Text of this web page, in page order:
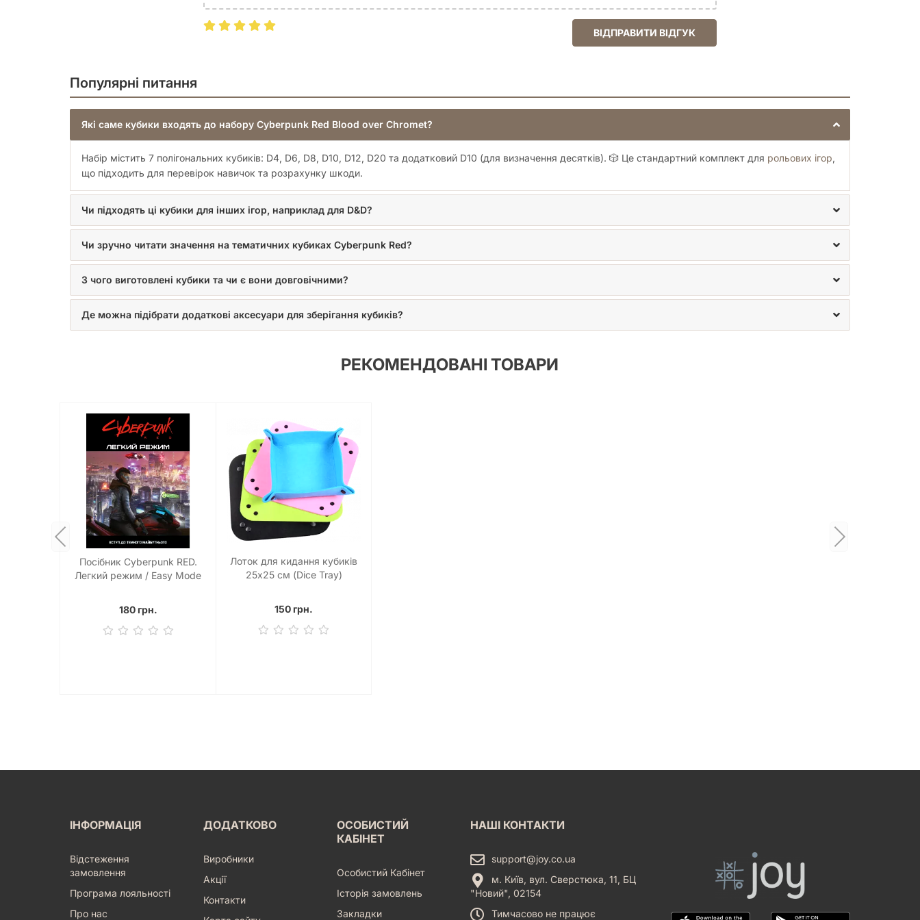
ВІДПРАВИТИ ВІДГУК
Популярні питання
Які саме кубики входять до набору Cyberpunk Red Blood over Chromet?
Набір містить 7 полігональних кубиків: D4, D6, D8, D10, D12, D20 та додатковий D10 (для визначення десятків). 🎲 Це стандартний комплект для рольових ігор,
що підходить для перевірок навичок та розрахунку шкоди.
Чи підходять ці кубики для інших ігор, наприклад для D&D?
Чи зручно читати значення на тематичних кубиках Cyberpunk Red?
З чого виготовлені кубики та чи є вони довговічними?
Де можна підібрати додаткові аксесуари для зберігання кубиків?
РЕКОМЕНДОВАНІ ТОВАРИ
Посібник Cyberpunk RED.
Легкий режим / Easy Mode
180 грн.
Лоток для кидання кубиків
25х25 см (Dice Tray)
150 грн.
ІНФОРМАЦІЯ
Відстеження
замовлення
Програма лояльності
Про нас
ДОДАТКОВО
Виробники
Акції
Контакти
ОСОБИСТИЙ
КАБІНЕТ
Особистий Кабінет
Історія замовлень
Закладки
НАШІ КОНТАКТИ
support@joy.co.ua
м. Київ, вул. Сверстюка, 11, БЦ
"Новий", 02154
Тимчасово не працює